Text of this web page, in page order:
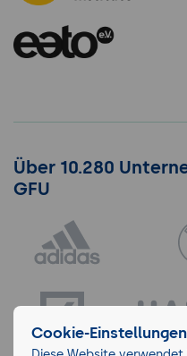
Über 10.280
GFU
Cookie-Einstellungen